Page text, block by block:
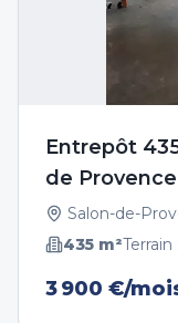
Entrepôt
de Provence
Salon-de-
435 m²Terrain :
3 900 €/